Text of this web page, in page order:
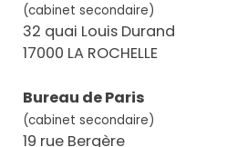
(cabinet secondaire)
32 quai Louis Durand
17000 LA ROCHELLE
Bureau de Paris
(cabinet secondaire)
19 rue Bergère